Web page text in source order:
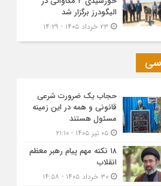
الیگودرز برگزار شد
حجاب یک ضرورت شرعی
قانونی و همه در این زمینه
مسئول هستند
۱۸ نکته مهم پیام رهبر معظم
انقلاب